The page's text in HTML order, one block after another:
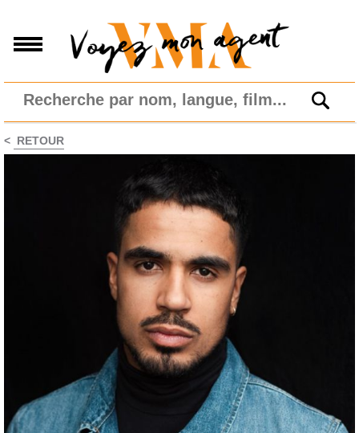
< RETOUR